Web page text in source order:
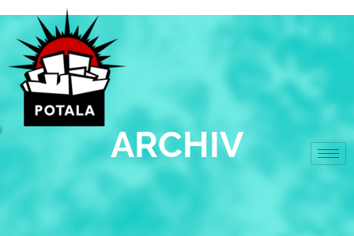
obsah
ARCHIV